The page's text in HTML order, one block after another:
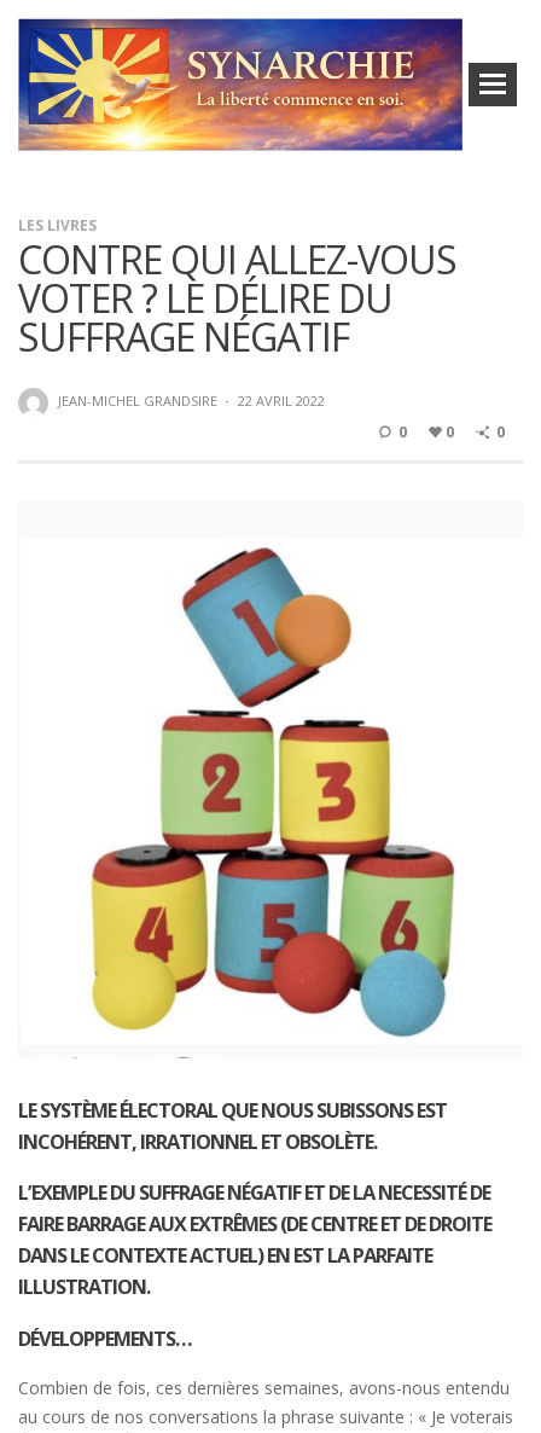
LES LIVRES
CONTRE QUI ALLEZ-VOUS
VOTER ? LE DÉLIRE DU
SUFFRAGE NÉGATIF
JEAN-MICHEL GRANDSIRE · 22 AVRIL 2022
0 0 0
LE SYSTÈME ÉLECTORAL QUE NOUS SUBISSONS EST
INCOHÉRENT, IRRATIONNEL ET OBSOLÈTE.
L’EXEMPLE DU SUFFRAGE NÉGATIF ET DE LA NECESSITÉ DE
FAIRE BARRAGE AUX EXTRÊMES (DE CENTRE ET DE DROITE
DANS LE CONTEXTE ACTUEL) EN EST LA PARFAITE
ILLUSTRATION.
DÉVELOPPEMENTS…
Combien de fois, ces dernières semaines, avons-nous entendu
au cours de nos conversations la phrase suivante : « Je voterais